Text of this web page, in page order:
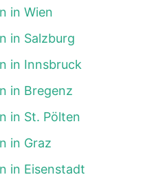
in Wien
in Salzburg
in Innsbruck
in Bregenz
in St. Pölten
in Graz
in Eisenstadt